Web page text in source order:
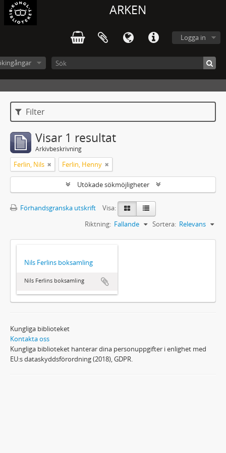
ARKEN
Logga in
Filter
Visar 1 resultat
Arkivbeskrivning
Ferlin, Nils Ferlin, Henny
Utökade sökmöjligheter
Förhandsgranska utskrift
Visa:
Sortera: Relevans
Riktning: Fallande
Nils Ferlins boksamling
Nils Ferlins boksamling
Kungliga biblioteket
Kontakta oss
Kungliga biblioteket hanterar dina personuppgifter i enlighet med
EU:s dataskyddsförordning (2018), GDPR.